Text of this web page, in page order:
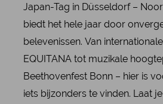
Japan-Tag in Düsseldorf –
biedt het hele jaar door
belevenissen. Van
EQUITANA tot muzikale
Beethovenfest Bonn – hier is
iets bijzonders te vinden. Laat